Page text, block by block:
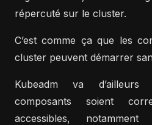
répercuté sur le cluster.
C’est comme ça que les
cluster peuvent démarrer
Kubeadm va
composants soient
accessibles,